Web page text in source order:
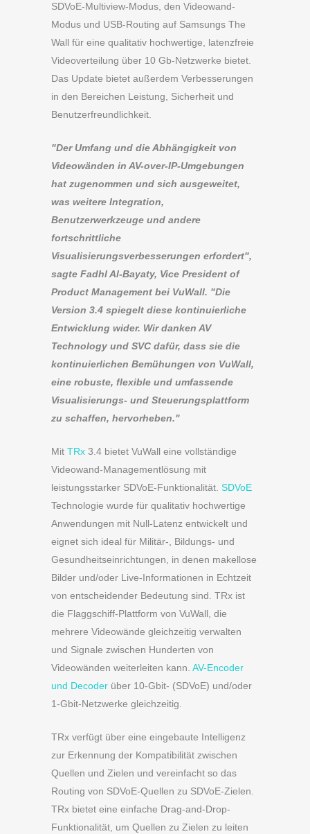
SDVoE-Multiview-Modus, den Videowand-
Modus und USB-Routing auf Samsungs The
Wall für eine qualitativ hochwertige, latenzfreie
Videoverteilung über 10 Gb-Netzwerke bietet.
Das Update bietet außerdem Verbesserungen
in den Bereichen Leistung, Sicherheit und
Benutzerfreundlichkeit.
"Der Umfang und die Abhängigkeit von
Videowänden in AV-over-IP-Umgebungen
hat zugenommen und sich ausgeweitet,
was weitere Integration,
Benutzerwerkzeuge und andere
fortschrittliche
Visualisierungsverbesserungen erfordert",
sagte Fadhl Al-Bayaty, Vice President of
Product Management bei VuWall. "Die
Version 3.4 spiegelt diese kontinuierliche
Entwicklung wider. Wir danken AV
Technology und SVC dafür, dass sie die
kontinuierlichen Bemühungen von VuWall,
eine robuste, flexible und umfassende
Visualisierungs- und Steuerungsplattform
zu schaffen, hervorheben."
Mit TRx 3.4 bietet VuWall eine vollständige
Videowand-Managementlösung mit
leistungsstarker SDVoE-Funktionalität. SDVoE
Technologie wurde für qualitativ hochwertige
Anwendungen mit Null-Latenz entwickelt und
eignet sich ideal für Militär-, Bildungs- und
Gesundheitseinrichtungen, in denen makellose
Bilder und/oder Live-Informationen in Echtzeit
von entscheidender Bedeutung sind. TRx ist
die Flaggschiff-Plattform von VuWall, die
mehrere Videowände gleichzeitig verwalten
und Signale zwischen Hunderten von
Videowänden weiterleiten kann. AV-Encoder
und Decoder über 10-Gbit- (SDVoE) und/oder
1-Gbit-Netzwerke gleichzeitig.
TRx verfügt über eine eingebaute Intelligenz
zur Erkennung der Kompatibilität zwischen
Quellen und Zielen und vereinfacht so das
Routing von SDVoE-Quellen zu SDVoE-Zielen.
TRx bietet eine einfache Drag-and-Drop-
Funktionalität, um Quellen zu Zielen zu leiten